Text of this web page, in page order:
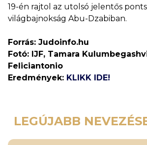
19-én rajtol az utolsó jelentős
világbajnokság Abu-Dzabiban.
Forrás: Judoinfo.hu
Fotó: IJF, Tamara
Feliciantonio
Eredmények: KLIKK IDE!
LEGÚJABB